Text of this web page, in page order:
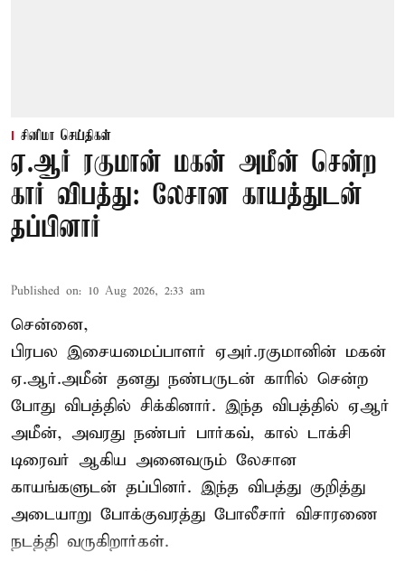
சினிமா செய்திகள்
ஏ.ஆர் ரகுமான் மகன் அமீன் சென்ற
கார் விபத்து: லேசான காயத்துடன்
தப்பினார்
Published on: 10 Aug 2026, 2:33 am
சென்னை,
பிரபல இசையமைப்பாளர் ஏஅர்.ரகுமானின் மகன்
ஏ.ஆர்.அமீன் தனது நண்பருடன் காரில் சென்ற
போது விபத்தில் சிக்கினார். இந்த விபத்தில் ஏஆர்
அமீன், அவரது நண்பர் பார்கவ், கால் டாக்சி
டிரைவர் ஆகிய அனைவரும் லேசான
காயங்களுடன் தப்பினர். இந்த விபத்து குறித்து
அடையாறு போக்குவரத்து போலீசார் விசாரணை
நடத்தி வருகிறார்கள்.